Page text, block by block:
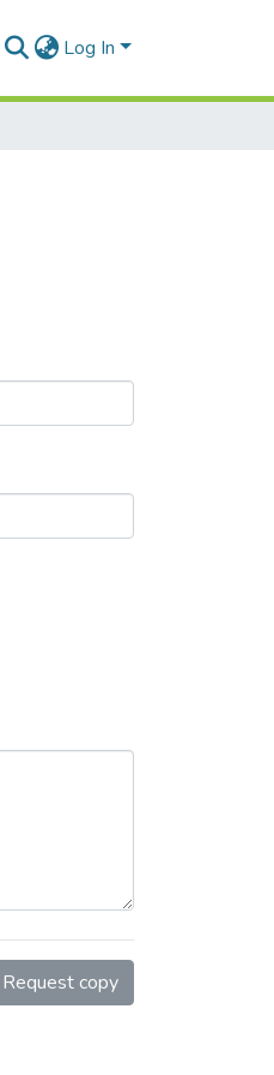
Log In
Request copy